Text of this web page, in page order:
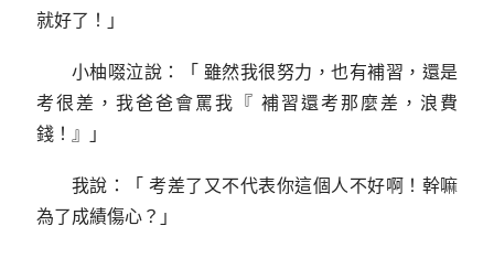
就好了！」
小柚啜泣說：「 雖然我很努力，也有補習，還是
考很差，我爸爸會罵我『 補習還考那麼差，浪費
錢！』」
我說：「 考差了又不代表你這個人不好啊！幹嘛
為了成績傷心？」